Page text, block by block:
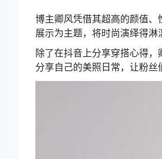
博主卿风凭借其超高的颜值
展示为主题，将时尚演绎得淋
除了在抖音上分享穿搭心得
分享自己的美照日常，让粉丝